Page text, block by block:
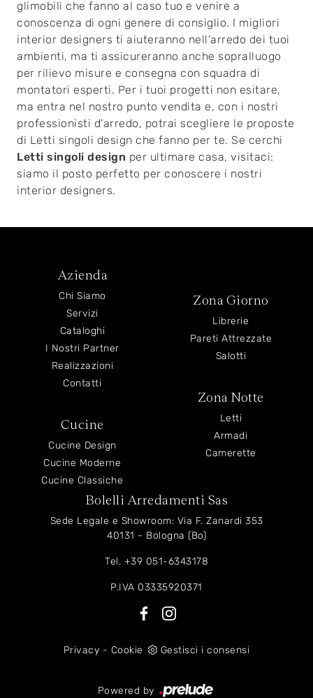
glimobili che fanno al caso tuo e venire a
conoscenza di ogni genere di consiglio. I migliori
interior designers ti aiuteranno nell'arredo dei tuoi
ambienti, ma ti assicureranno anche sopralluogo
per rilievo misure e consegna con squadra di
montatori esperti. Per i tuoi progetti non esitare,
ma entra nel nostro punto vendita e, con i nostri
professionisti d'arredo, potrai scegliere le proposte
di Letti singoli design che fanno per te. Se cerchi
Letti singoli design per ultimare casa, visitaci:
siamo il posto perfetto per conoscere i nostri
interior designers.
Azienda
Chi Siamo
Servizi
Cataloghi
I Nostri Partner
Realizzazioni
Contatti
Cucine
Cucine Design
Cucine Moderne
Cucine Classiche
Zona Giorno
Librerie
Pareti Attrezzate
Salotti
Zona Notte
Letti
Armadi
Camerette
Bolelli Arredamenti Sas
Sede Legale e Showroom: Via F. Zanardi 353
40131 - Bologna (Bo)
Tel. +39 051-6343178
P.IVA 03335920371
Privacy - Cookie Gestisci i consensi
Powered by